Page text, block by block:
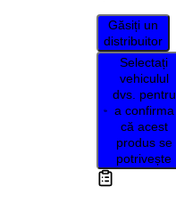
Găsiți un
distribuitor
Selectați
vehiculul
dvs. pentru
a confirma
că acest
produs se
potrivește